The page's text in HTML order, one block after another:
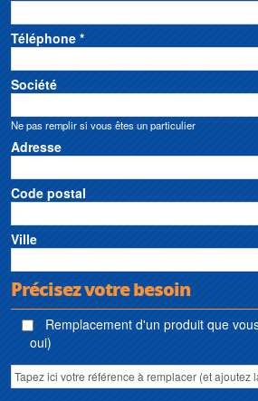
Téléphone *
Société
Ne pas remplir si vous êtes un particulier
Adresse
Code postal
Ville
Précisez votre besoin
Remplacement d'un produit que
oui)